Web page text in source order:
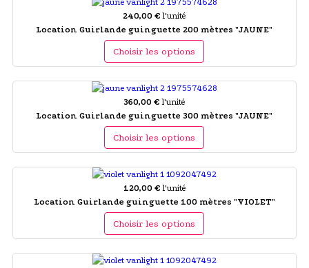
240,00 € l'unité
Location Guirlande guinguette 200 mètres "JAUNE"
Choisir les options
360,00 € l'unité
Location Guirlande guinguette 300 mètres "JAUNE"
Choisir les options
120,00 € l'unité
Location Guirlande guinguette 100 mètres "VIOLET"
Choisir les options